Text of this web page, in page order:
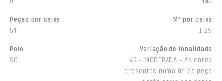
Peças por caixa
54
M² por caixa
1,29
Polo
SC
Variação de tonalidade
V3 - MODERADA - As cores
presentes numa única peça